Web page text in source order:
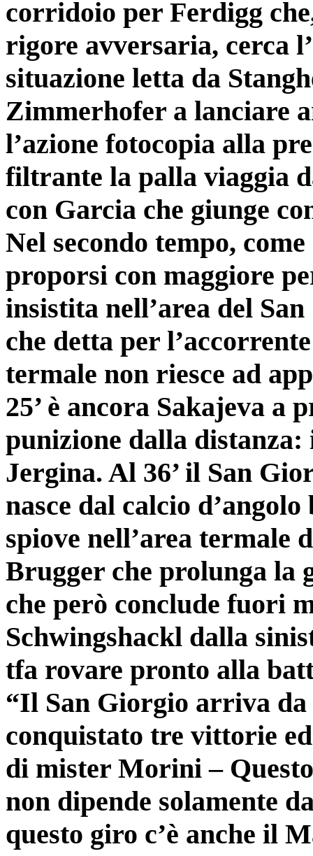
corridoio per Ferdigg
rigore avversaria, cerca
situazione letta da
Zimmerhofer a lanciare
l’azione fotocopia alla
filtrante la palla viaggia
con Garcia che giunge
Nel secondo tempo,
proporsi con maggiore
insistita nell’area del
che detta per
termale non riesce ad
25’ è ancora Sakajeva a
punizione dalla
Jergina. Al 36’ il San
nasce dal calcio
spiove nell’area termale
Brugger che prolunga la
che però conclude fuori
Schwingshackl dalla
tfa rovare pronto alla
“Il San Giorgio arriva
conquistato tre vittorie
di mister Morini –
non dipende solamente
questo giro c’è anche il